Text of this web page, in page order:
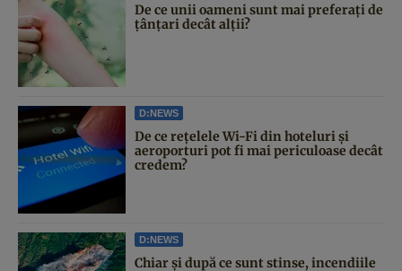
De ce unii oameni sunt mai preferați de
țânțari decât alții?
D:NEWS
De ce rețelele Wi-Fi din hoteluri și
aeroporturi pot fi mai periculoase decât
credem?
D:NEWS
Chiar și după ce sunt stinse, incendiile